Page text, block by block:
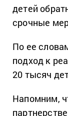
детей
срочные
По ее
подход к
20 тысяч
Напомним,